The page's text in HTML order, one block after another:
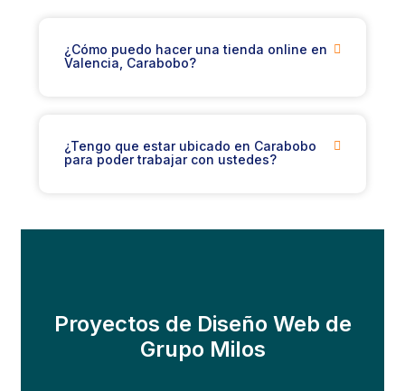
¿Cómo puedo hacer una tienda online en
Valencia, Carabobo?
¿Tengo que estar ubicado en Carabobo
para poder trabajar con ustedes?
Proyectos de Diseño Web de
Grupo Milos